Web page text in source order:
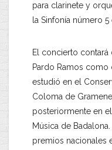
para clarinete y
la Sinfonía número
El concierto contará
Pardo Ramos como
estudió en el
Coloma de
posteriormente en
Música de
premios nacionales